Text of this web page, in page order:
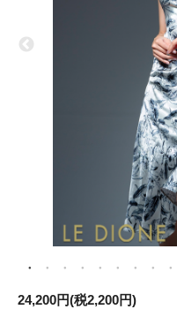
24,200円(税2,200円)